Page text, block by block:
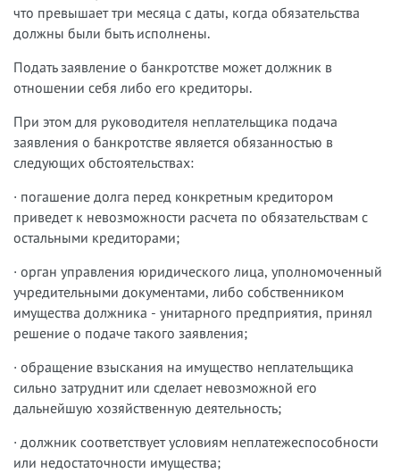
что превышает три месяца с даты, когда обязательства
должны были быть исполнены.
Подать заявление о банкротстве может должник в
отношении себя либо его кредиторы.
При этом для руководителя неплательщика подача
заявления о банкротстве является обязанностью в
следующих обстоятельствах:
· погашение долга перед конкретным кредитором
приведет к невозможности расчета по обязательствам с
остальными кредиторами;
· орган управления юридического лица, уполномоченный
учредительными документами, либо собственником
имущества должника - унитарного предприятия, принял
решение о подаче такого заявления;
· обращение взыскания на имущество неплательщика
сильно затруднит или сделает невозможной его
дальнейшую хозяйственную деятельность;
· должник соответствует условиям неплатежеспособности
или недостаточности имущества;